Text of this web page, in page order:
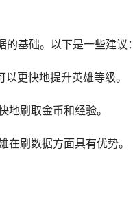
基础。以下是一些建议：
更快地提升英雄等级。
刷取金币和经验。
刷数据方面具有优势。